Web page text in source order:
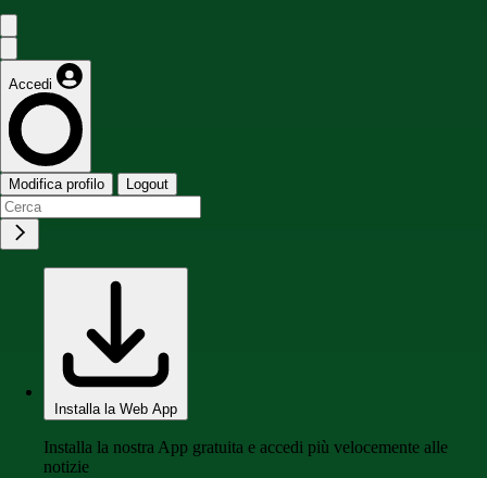
Accedi
Modifica profilo Logout
Installa la Web App
Installa la nostra App gratuita e accedi più velocemente alle
notizie